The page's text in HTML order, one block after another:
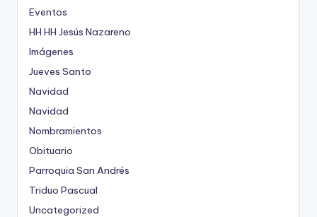
Eventos
HH HH Jesús Nazareno
Imágenes
Jueves Santo
Navidad
Navidad
Nombramientos
Obituario
Parroquia San Andrés
Triduo Pascual
Uncategorized